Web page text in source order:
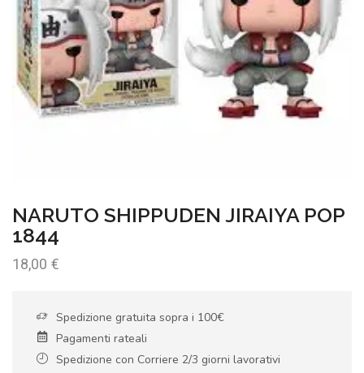
NARUTO SHIPPUDEN JIRAIYA POP
1844
18,00 €
Spedizione gratuita sopra i 100€
Pagamenti rateali
Spedizione con Corriere 2/3 giorni lavorativi